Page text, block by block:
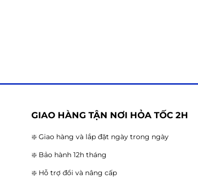
GIAO HÀNG TẬN NƠI HỎA TỐC 2H
❇️ Giao hàng và lắp đặt ngày trong ngày
❇️ Bảo hành 12h tháng
❇️ Hỗ trợ đổi và nâng cấp